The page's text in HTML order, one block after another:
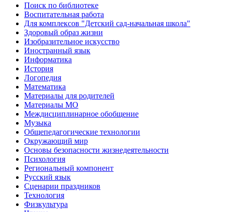
Поиск по библиотеке
Воспитательная работа
Для комплексов "Детский сад-начальная школа"
Здоровый образ жизни
Изобразительное искусство
Иностранный язык
Информатика
История
Логопедия
Математика
Материалы для родителей
Материалы МО
Междисциплинарное обобщение
Музыка
Общепедагогические технологии
Окружающий мир
Основы безопасности жизнедеятельности
Психология
Региональный компонент
Русский язык
Сценарии праздников
Технология
Физкультура